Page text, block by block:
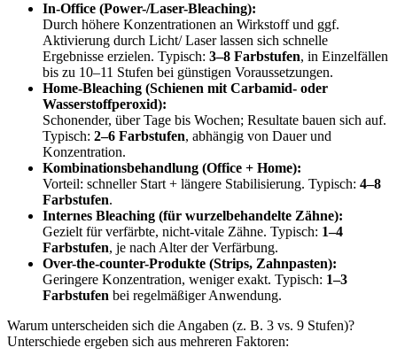
In-Office (Power-/Laser-Bleaching):
Durch höhere Konzentrationen an Wirkstoff und ggf.
Aktivierung durch Licht/ Laser lassen sich schnelle
Ergebnisse erzielen. Typisch: 3–8 Farbstufen, in Einzelfällen
bis zu 10–11 Stufen bei günstigen Voraussetzungen.
Home-Bleaching (Schienen mit Carbamid- oder
Wasserstoffperoxid):
Schonender, über Tage bis Wochen; Resultate bauen sich auf.
Typisch: 2–6 Farbstufen, abhängig von Dauer und
Konzentration.
Kombinationsbehandlung (Office + Home):
Vorteil: schneller Start + längere Stabilisierung. Typisch: 4–8
Farbstufen.
Internes Bleaching (für wurzelbehandelte Zähne):
Gezielt für verfärbte, nicht-vitale Zähne. Typisch: 1–4
Farbstufen, je nach Alter der Verfärbung.
Over-the-counter-Produkte (Strips, Zahnpasten):
Geringere Konzentration, weniger exakt. Typisch: 1–3
Farbstufen bei regelmäßiger Anwendung.
Warum unterscheiden sich die Angaben (z. B. 3 vs. 9 Stufen)?
Unterschiede ergeben sich aus mehreren Faktoren: